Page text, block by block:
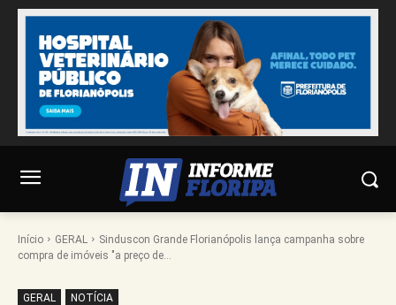
Início GERAL
Sinduscon Grande Florianópolis lança campanha sobre
compra de imóveis "a preço de...
GERAL NOTÍCIA